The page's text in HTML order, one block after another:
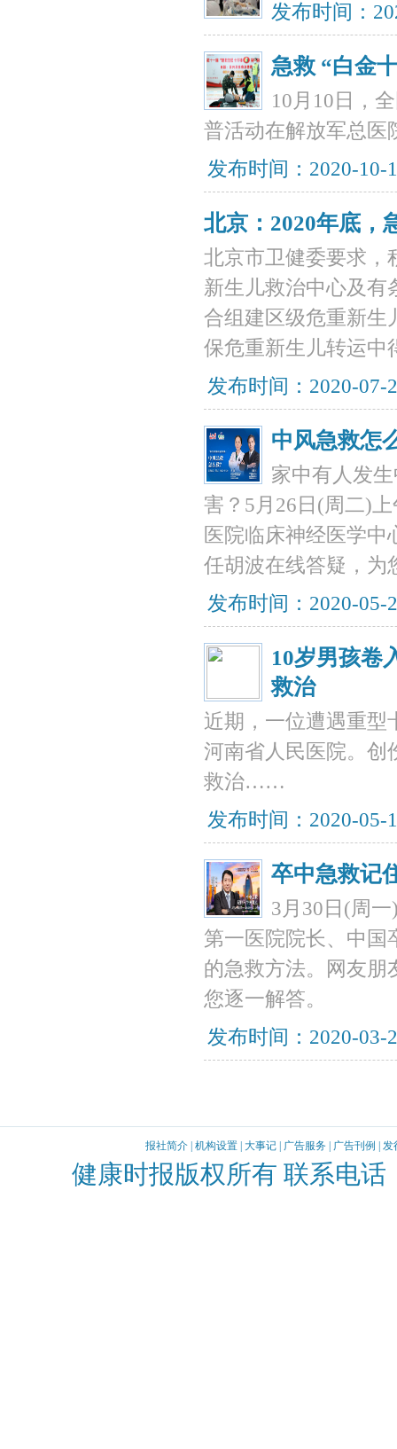
发布时间：
急救 “白金
10月10日，
普活动在解放军总医
发布时间：2020-
北京：2020年底，
北京市卫健委要求，
新生儿救治中心及有
合组建区级危重新生
保危重新生儿转运中
发布时间：2020-
中风急救怎
家中有人发
害？5月26日(周二)
医院临床神经医学
任胡波在线答疑，为
发布时间：2020-
10岁男孩卷
救治
近期，一位遭遇重型
河南省人民医院。创
救治……
发布时间：2020-
卒中急救记
3月30日(周
第一医院院长、中国
的急救方法。网友朋
您逐一解答。
发布时间：2020-
报社简介 机构设置 大事记 广告服务 广告刊例 发
健康时报版权所有 联系电话